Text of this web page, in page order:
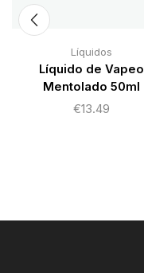
Líquidos
Líquido de Vapeo
Mentolado 50ml
€13.49